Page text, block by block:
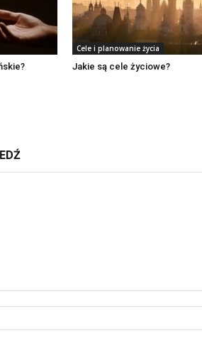
Cele i planowanie życia
Jakie są cele życiowe?